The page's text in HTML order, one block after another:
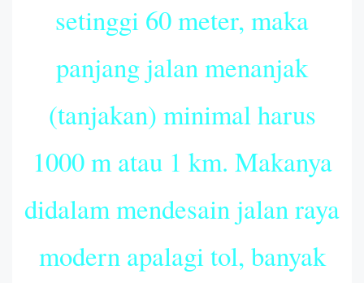
setinggi 60 meter, maka
panjang jalan menanjak
(tanjakan) minimal harus
1000 m atau 1 km. Makanya
didalam mendesain jalan raya
modern apalagi tol, banyak